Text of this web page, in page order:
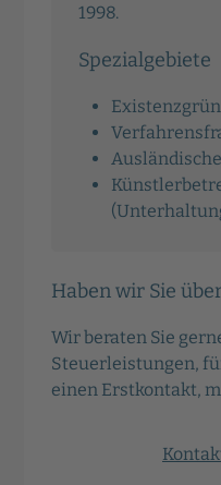
1998.
Spezialgebiete
Haben wir Sie
Wir beraten Sie
Steuerleistungen,
einen Erstkontakt,